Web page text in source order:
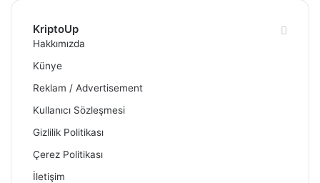
KriptoUp
Hakkımızda
Künye
Reklam / Advertisement
Kullanıcı Sözleşmesi
Gizlilik Politikası
Çerez Politikası
İletişim